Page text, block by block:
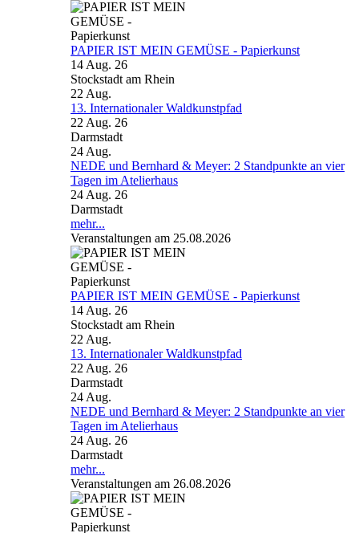
PAPIER IST MEIN GEMÜSE - Papierkunst
14 Aug. 26
Stockstadt am Rhein
22 Aug.
13. Internationaler Waldkunstpfad
22 Aug. 26
Darmstadt
24 Aug.
NEDE und Bernhard & Meyer: 2 Standpunkte an vier
Tagen im Atelierhaus
24 Aug. 26
Darmstadt
mehr...
Veranstaltungen am 25.08.2026
PAPIER IST MEIN GEMÜSE - Papierkunst
14 Aug. 26
Stockstadt am Rhein
22 Aug.
13. Internationaler Waldkunstpfad
22 Aug. 26
Darmstadt
24 Aug.
NEDE und Bernhard & Meyer: 2 Standpunkte an vier
Tagen im Atelierhaus
24 Aug. 26
Darmstadt
mehr...
Veranstaltungen am 26.08.2026